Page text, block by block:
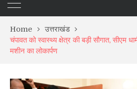
Home
उत्तराखंड
चंपावत को स्वास्थ्य क्षेत्र की बड़ी सौगात, सीएम
मशीन का लोकार्पण